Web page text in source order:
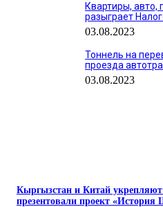
Квартиры, авто,
разыграет
03.08.2023
Тоннель на
проезда
03.08.2023
Кыргызстан и Китай
презентовали проект «История